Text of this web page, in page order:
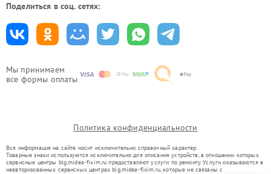
Мы принимаем
все формы оплаты
Поделиться в соц. сетях:
Политика конфиденциальности
Вся информация на сайте носит исключительно справочный характер.
Товарные знаки используются исключительно для описания устройств, в отношении которых
сервисные центры blg.midea-fixim.ru предоставляют услуги по ремонту. Услуги оказываются в
неавторизованных сервисных центрах blg.midea-fixim.ru, которые не связаны с